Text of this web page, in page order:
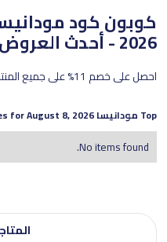
كوبون كود
2026 - أحدث العروض والخصومات الفعّالة
احصل على خصم 11% على جميع المنتجات في الموقع.
Top مودانيساUAE Promo Codes for
August 8, 2026
No items found.